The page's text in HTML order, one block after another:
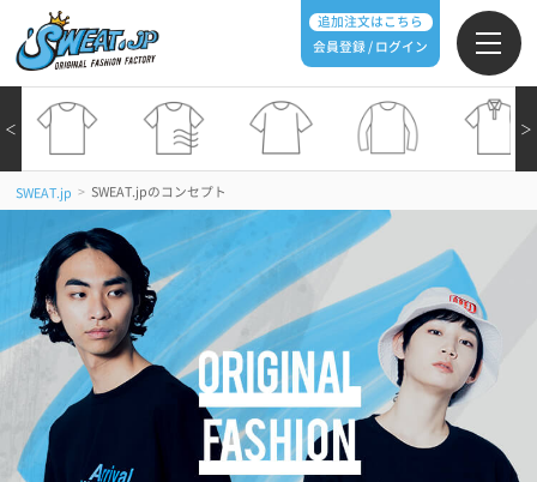
追加注文はこちら
会員登録 / ログイン
＞
＜
SWEAT.jp > SWEAT.jpのコンセプト